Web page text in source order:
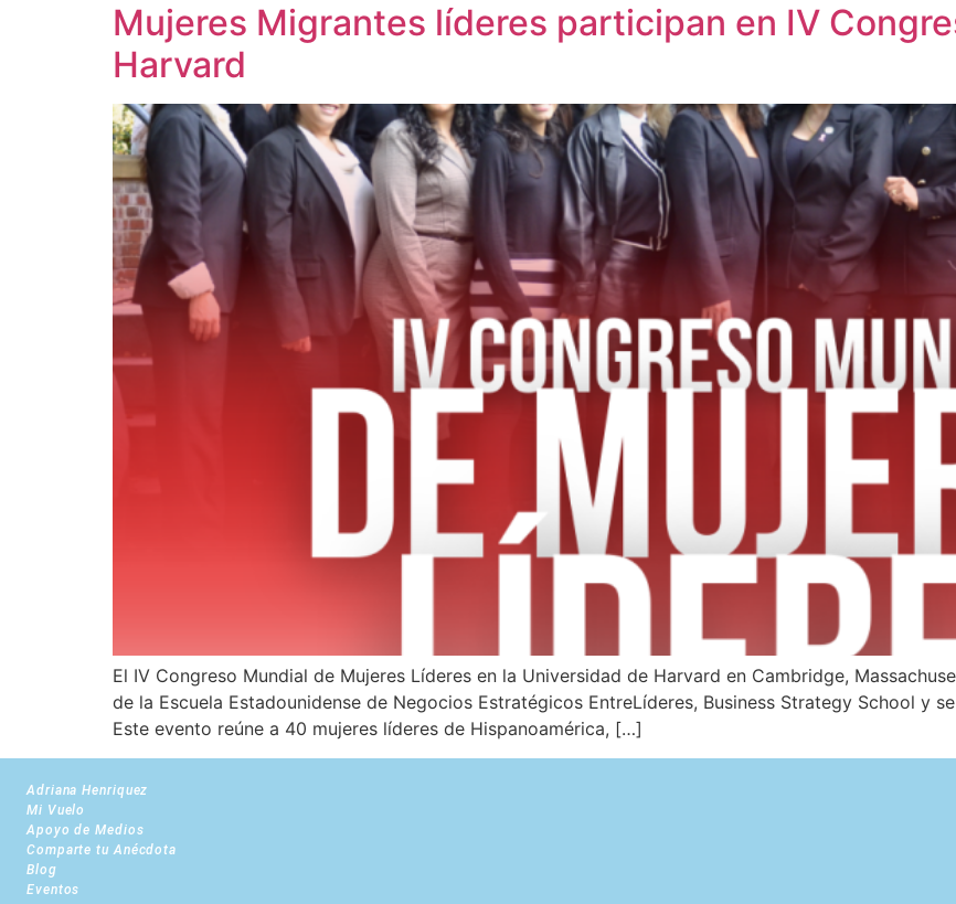
Mujeres Migrantes líderes participan en IV
Harvard
El IV Congreso Mundial de Mujeres Líderes en la Universidad de Harvard en Cambridge,
de la Escuela Estadounidense de Negocios Estratégicos EntreLíderes, Business Strategy School y
Este evento reúne a 40 mujeres líderes de Hispanoamérica, […]
Adriana Henriquez
Mi Vuelo
Apoyo de Medios
Comparte tu Anécdota
Blog
Eventos